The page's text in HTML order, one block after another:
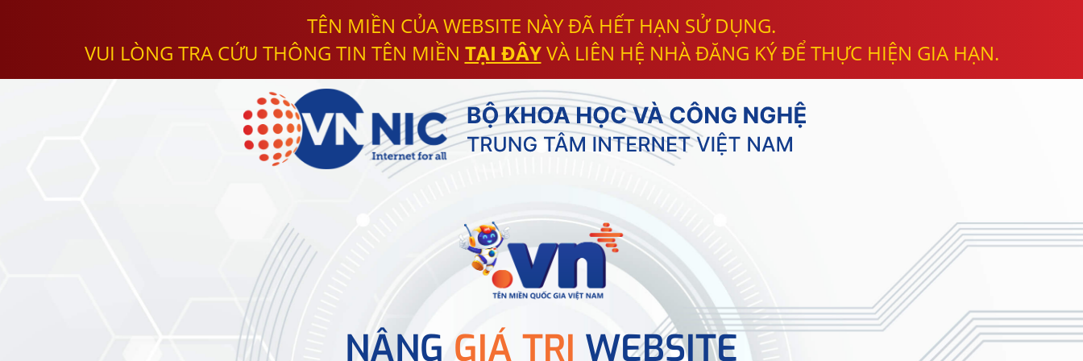
TÊN MIỀN CỦA WEBSITE NÀY ĐÃ HẾT HẠN SỬ DỤNG.
VUI LÒNG TRA CỨU THÔNG TIN TÊN MIỀN TẠI ĐÂYVÀ LIÊN HỆ NHÀ ĐĂNG KÝ ĐỂ THỰC HIỆN GIA HẠN.
NÂNG GIÁ TRỊ WEBSITE